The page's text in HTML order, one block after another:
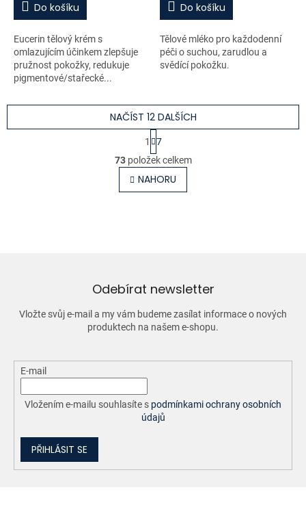
Do košíku
Eucerin tělový krém s
omlazujícím účinkem zlepšuje
pružnost pokožky, redukuje
pigmentové/stařecké...
Do košíku
Tělové mléko pro každodenní
péči o suchou, zarudlou a
svědící pokožku.
O
v
l
á
v
k
y
v
ý
i
NAČÍST 12 DALŠÍCH
S
t
r
á
n
k
1
7
73položek celkem
NAHORU
Odebírat newsletter
Vložte svůj e-mail a my vám budeme zasílat informace o nových
produktech na našem e-shopu.
E-mail
Vložením e-mailu souhlasíte s podmínkami ochrany osobních
údajů
PŘIHLÁSIT SE